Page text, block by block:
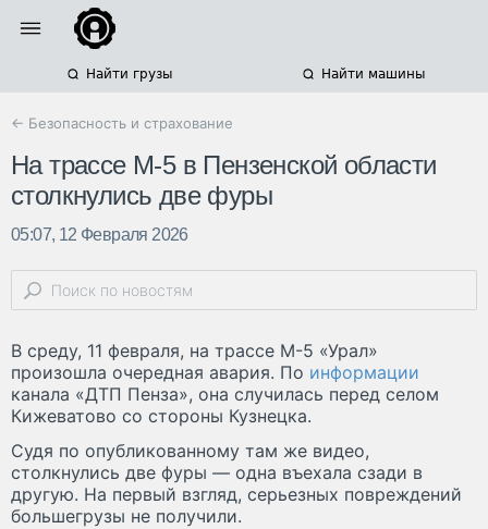
Найти грузы Найти машины
← Безопасность и страхование
На трассе М-5 в Пензенской области
столкнулись две фуры
05:07, 12 Февраля 2026
В среду, 11 февраля, на трассе М-5 «Урал»
произошла очередная авария. По информации
канала «ДТП Пенза», она случилась перед селом
Кижеватово со стороны Кузнецка.
Судя по опубликованному там же видео,
столкнулись две фуры — одна въехала сзади в
другую. На первый взгляд, серьезных повреждений
большегрузы не получили.